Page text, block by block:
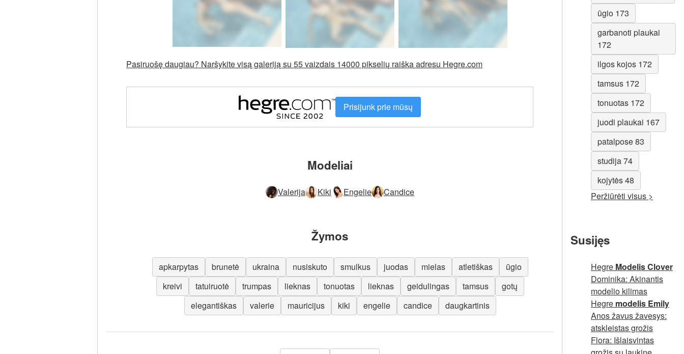
Pasiruošę daugiau? Naršykite visą galeriją su 55 vaizdais 14000 pikselių raiška adresu Hegre.com
Prisijunk prie mūsų
Modeliai
Valerija Kiki Engelie Candice
Žymos
apkarpytas brunetė ukraina nusiskuto smulkus juodas mielas atletiškas
ūgio
kreivi
tatuiruotė trumpas lieknas tonuotas lieknas geidulingas tamsus
gotų
elegantiškas
valerie mauricijus kiki engelie candice daugkartinis
ūgio 173
garbanoti plaukai
172
ilgos kojos 172
tamsus 172
tonuotas 172
juodi plaukai 167
patalpose 83
studija 74
kojytės 48
Peržiūrėti visus >
Susijęs
Hegre Modelis Clover
Dominika: Akinantis
modelio kilimas
Hegre modelis Emily
Anos žavus žavesys:
atskleistas grožis
Flora: Išlaisvintas